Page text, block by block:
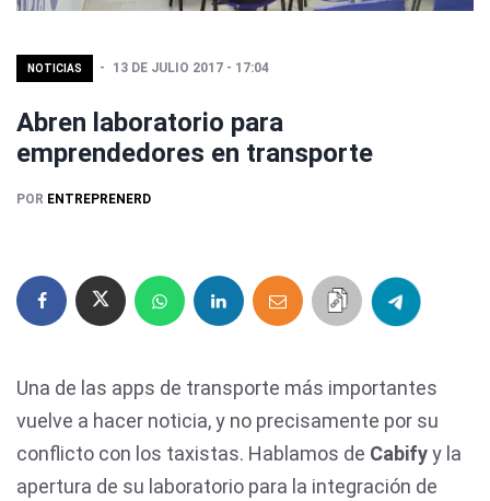
NOTICIAS 13 DE JULIO 2017 - 17:04
Abren laboratorio para
emprendedores en transporte
POR ENTREPRENERD
Una de las apps de transporte más importantes
vuelve a hacer noticia, y no precisamente por su
conflicto con los taxistas. Hablamos de Cabifyy la
apertura de su laboratorio para la integración de